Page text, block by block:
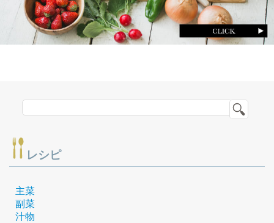
レシピ
主菜
副菜
汁物